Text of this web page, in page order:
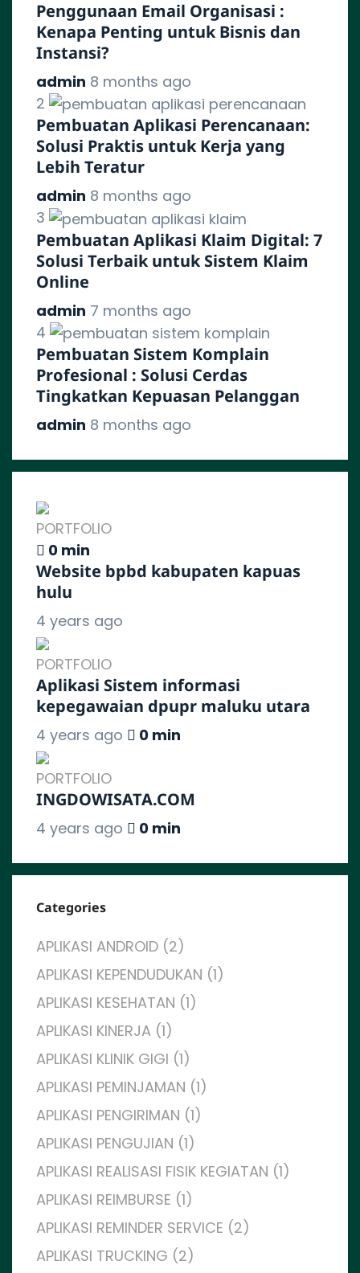
Penggunaan Email Organisasi :
Kenapa Penting untuk Bisnis dan
Instansi?
admin 8 months ago
2
Pembuatan Aplikasi Perencanaan:
Solusi Praktis untuk Kerja yang
Lebih Teratur
admin 8 months ago
3
Pembuatan Aplikasi Klaim Digital: 7
Solusi Terbaik untuk Sistem Klaim
Online
admin 7 months ago
4
Pembuatan Sistem Komplain
Profesional : Solusi Cerdas
Tingkatkan Kepuasan Pelanggan
admin 8 months ago
PORTFOLIO
0 min
Website bpbd kabupaten kapuas
hulu
4 years ago
PORTFOLIO
Aplikasi Sistem informasi
kepegawaian dpupr maluku utara
4 years ago 0 min
PORTFOLIO
INGDOWISATA.COM
4 years ago 0 min
Categories
APLIKASI ANDROID (2)
APLIKASI KEPENDUDUKAN (1)
APLIKASI KESEHATAN (1)
APLIKASI KINERJA (1)
APLIKASI KLINIK GIGI (1)
APLIKASI PEMINJAMAN (1)
APLIKASI PENGIRIMAN (1)
APLIKASI PENGUJIAN (1)
APLIKASI REALISASI FISIK KEGIATAN (1)
APLIKASI REIMBURSE (1)
APLIKASI REMINDER SERVICE (2)
APLIKASI TRUCKING (2)